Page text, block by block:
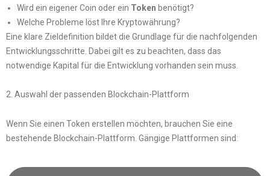
Wird ein eigener Coin oder ein Token benötigt?
Welche Probleme löst Ihre Kryptowährung?
Eine klare Zieldefinition bildet die Grundlage für die nachfolgenden
Entwicklungsschritte. Dabei gilt es zu beachten, dass das
notwendige Kapital für die Entwicklung vorhanden sein muss.
2. Auswahl der passenden Blockchain-Plattform
Wenn Sie einen Token erstellen möchten, brauchen Sie eine
bestehende Blockchain-Plattform. Gängige Plattformen sind: